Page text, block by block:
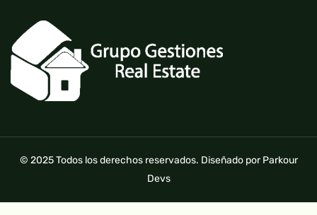
© 2025 Todos los derechos reservados. Diseñado por Parkour
Devs